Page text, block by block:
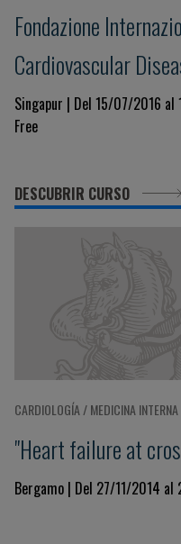
Fondazione
Cardiovascular
Singapur | Del 15/07/2016 al
Free
DESCUBRIR CURSO
CARDIOLOGÍA / MEDICINA INTERNA
"Heart failure at
Bergamo | Del 27/11/2014 al